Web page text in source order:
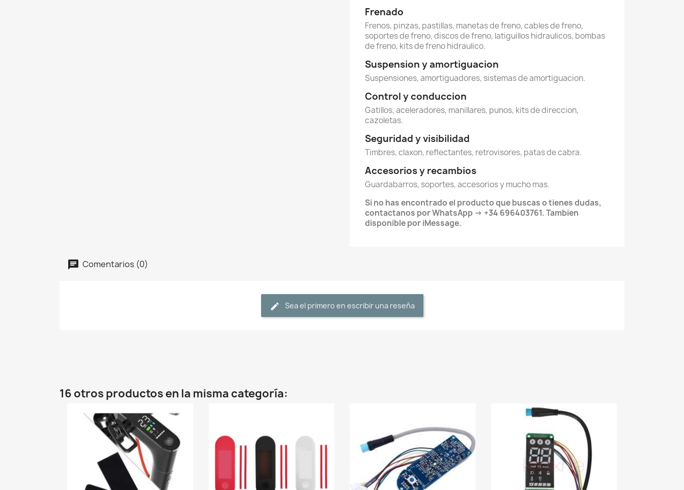
Frenado
Frenos, pinzas, pastillas, manetas de freno, cables de freno,
soportes de freno, discos de freno, latiguillos hidraulicos, bombas
de freno, kits de freno hidraulico.
Suspension y amortiguacion
Suspensiones, amortiguadores, sistemas de amortiguacion.
Control y conduccion
Gatillos, aceleradores, manillares, punos, kits de direccion,
cazoletas.
Seguridad y visibilidad
Timbres, claxon, reflectantes, retrovisores, patas de cabra.
Accesorios y recambios
Guardabarros, soportes, accesorios y mucho mas.
Si no has encontrado el producto que buscas o tienes dudas,
contactanos por WhatsApp -> +34 696403761. Tambien
disponible por iMessage.
Comentarios (0)
Sea el primero en escribir una reseña
16 otros productos en la misma categoría: